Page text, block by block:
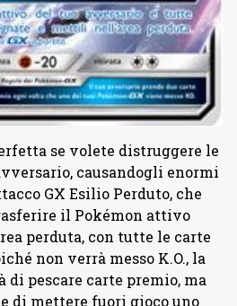
se volete distruggere le
causandogli enormi
GX Esilio Perduto, che
il Pokémon attivo
perduta, con tutte le carte
non verrà messo K.O., la
di pescare carte premio, ma
di mettere fuori gioco uno